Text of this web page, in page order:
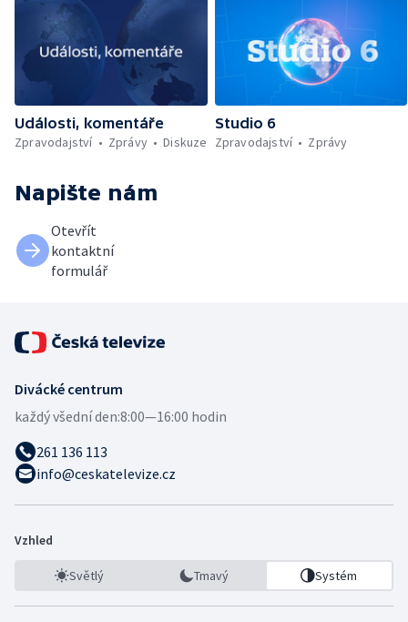
Události, komentáře
Zpravodajství
Zprávy Diskuze
Studio 6
Zpravodajství
Zprávy
Napište nám
Otevřít
kontaktní
formulář
Divácké centrum
každý všední den:8:00—16:00 hodin
261 136 113
info@ceskatelevize.cz
Vzhled
Světlý Tmavý Systém